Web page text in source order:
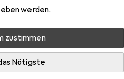
werden.
zustimmen
Nötigste
Einsteckriegel